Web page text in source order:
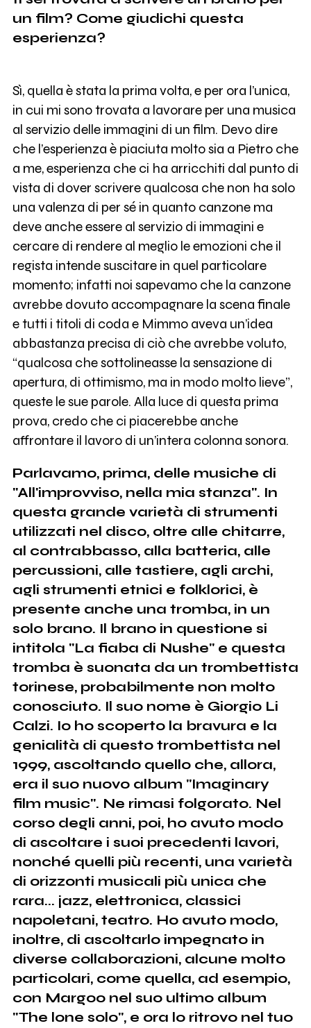
un film? Come giudichi questa
esperienza?
Sì, quella è stata la prima volta, e per ora l’unica,
in cui mi sono trovata a lavorare per una musica
al servizio delle immagini di un film. Devo dire
che l’esperienza è piaciuta molto sia a Pietro che
a me, esperienza che ci ha arricchiti dal punto di
vista di dover scrivere qualcosa che non ha solo
una valenza di per sé in quanto canzone ma
deve anche essere al servizio di immagini e
cercare di rendere al meglio le emozioni che il
regista intende suscitare in quel particolare
momento; infatti noi sapevamo che la canzone
avrebbe dovuto accompagnare la scena finale
e tutti i titoli di coda e Mimmo aveva un’idea
abbastanza precisa di ciò che avrebbe voluto,
“qualcosa che sottolineasse la sensazione di
apertura, di ottimismo, ma in modo molto lieve”,
queste le sue parole. Alla luce di questa prima
prova, credo che ci piacerebbe anche
affrontare il lavoro di un’intera colonna sonora.
Parlavamo, prima, delle musiche di
"All'improvviso, nella mia stanza". In
questa grande varietà di strumenti
utilizzati nel disco, oltre alle chitarre,
al contrabbasso, alla batteria, alle
percussioni, alle tastiere, agli archi,
agli strumenti etnici e folklorici, è
presente anche una tromba, in un
solo brano. Il brano in questione si
intitola "La fiaba di Nushe" e questa
tromba è suonata da un trombettista
torinese, probabilmente non molto
conosciuto. Il suo nome è Giorgio Li
Calzi. Io ho scoperto la bravura e la
genialità di questo trombettista nel
1999, ascoltando quello che, allora,
era il suo nuovo album "Imaginary
film music". Ne rimasi folgorato. Nel
corso degli anni, poi, ho avuto modo
di ascoltare i suoi precedenti lavori,
nonché quelli più recenti, una varietà
di orizzonti musicali più unica che
rara... jazz, elettronica, classici
napoletani, teatro. Ho avuto modo,
inoltre, di ascoltarlo impegnato in
diverse collaborazioni, alcune molto
particolari, come quella, ad esempio,
con Margoo nel suo ultimo album
"The lone solo", e ora lo ritrovo nel tuo